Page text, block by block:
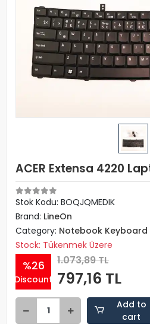
ACER Extensa 4220
Stok Kodu: BOQJQMEDIK
Brand: LineOn
Category: Notebook Keyboard
Stock: Tükenmek Üzere
%26
Discount
1.073,89 TL
797,16 TL
Add to
cart